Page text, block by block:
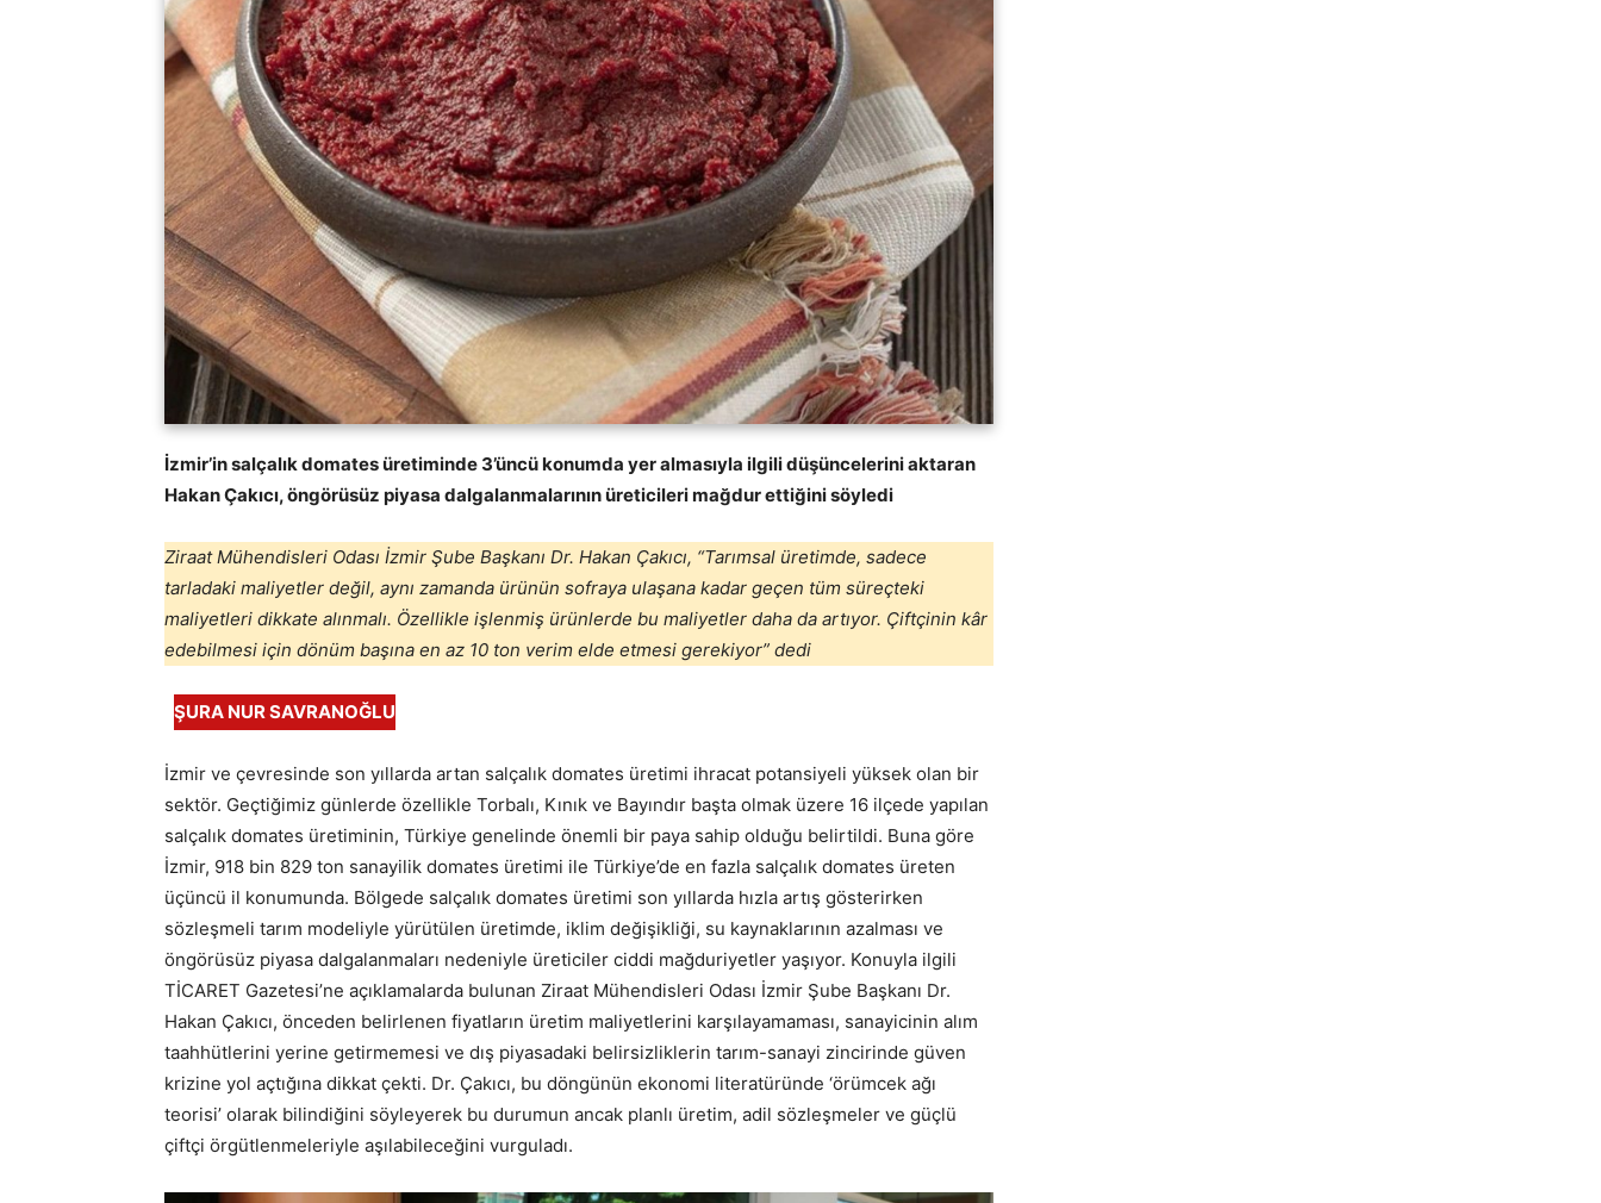
İzmir’in salçalık domates üretiminde 3’üncü konumda yer almasıyla ilgili düşüncelerini aktaran
Hakan Çakıcı, öngörüsüz piyasa dalgalanmalarının üreticileri mağdur ettiğini söyledi
Ziraat Mühendisleri Odası İzmir Şube Başkanı Dr. Hakan Çakıcı, “Tarımsal üretimde, sadece
tarladaki maliyetler değil, aynı zamanda ürünün sofraya ulaşana kadar geçen tüm süreçteki
maliyetleri dikkate alınmalı. Özellikle işlenmiş ürünlerde bu maliyetler daha da artıyor. Çiftçinin kâr
edebilmesi için dönüm başına en az 10 ton verim elde etmesi gerekiyor” dedi
ŞURA NUR SAVRANOĞLU
İzmir ve çevresinde son yıllarda artan salçalık domates üretimi ihracat potansiyeli yüksek olan bir
sektör. Geçtiğimiz günlerde özellikle Torbalı, Kınık ve Bayındır başta olmak üzere 16 ilçede yapılan
salçalık domates üretiminin, Türkiye genelinde önemli bir paya sahip olduğu belirtildi. Buna göre
İzmir, 918 bin 829 ton sanayilik domates üretimi ile Türkiye’de en fazla salçalık domates üreten
üçüncü il konumunda. Bölgede salçalık domates üretimi son yıllarda hızla artış gösterirken
sözleşmeli tarım modeliyle yürütülen üretimde, iklim değişikliği, su kaynaklarının azalması ve
öngörüsüz piyasa dalgalanmaları nedeniyle üreticiler ciddi mağduriyetler yaşıyor. Konuyla ilgili
TİCARET Gazetesi’ne açıklamalarda bulunan Ziraat Mühendisleri Odası İzmir Şube Başkanı Dr.
Hakan Çakıcı, önceden belirlenen fiyatların üretim maliyetlerini karşılayamaması, sanayicinin alım
taahhütlerini yerine getirmemesi ve dış piyasadaki belirsizliklerin tarım-sanayi zincirinde güven
krizine yol açtığına dikkat çekti. Dr. Çakıcı, bu döngünün ekonomi literatüründe ‘örümcek ağı
teorisi’ olarak bilindiğini söyleyerek bu durumun ancak planlı üretim, adil sözleşmeler ve güçlü
çiftçi örgütlenmeleriyle aşılabileceğini vurguladı.